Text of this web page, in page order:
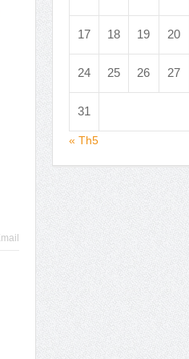
17 18 19 20
24 25 26 27
31
« Th5